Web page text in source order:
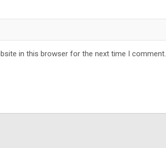
in this browser for the next time I comment.